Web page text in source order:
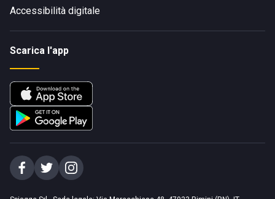
Accessibilità digitale
Scarica l'app